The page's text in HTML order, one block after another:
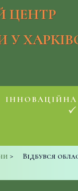
ЦЕНТР
У
ІННОВАЦІЙНА
>
Відбувся